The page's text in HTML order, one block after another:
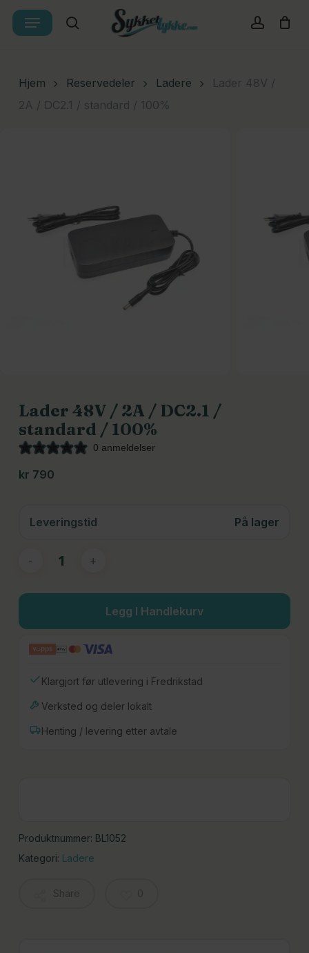
Skip
Products
search
search account
Menu
Cart
Close
Hjem Reservedeler Ladere
Lader 48V /
2A / DC2.1 / standard / 100%
Lader 48V / 2A / DC2.1 /
standard / 100%
0 anmeldelser
kr 790
Leveringstid På lager
Legg I Handlekurv
Klargjort før utlevering i Fredrikstad
Verksted og deler lokalt
Henting / levering etter avtale
Produktnummer: BL1052
Kategori: Ladere